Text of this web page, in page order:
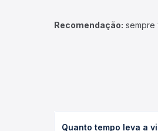
Recomendação: sempre
Quanto tempo leva a